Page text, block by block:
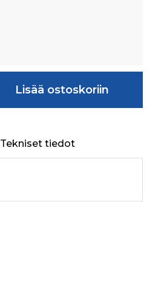
Lisää ostoskoriin
Tekniset tiedot